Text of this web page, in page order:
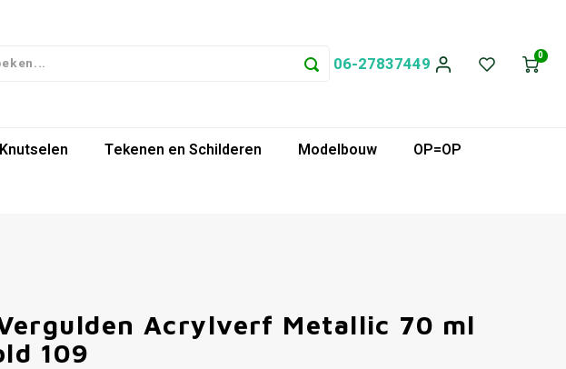
06-27837449 0
Knutselen Tekenen en Schilderen Modelbouw
OP=OP
Acrylverf Metallic 70 ml
109